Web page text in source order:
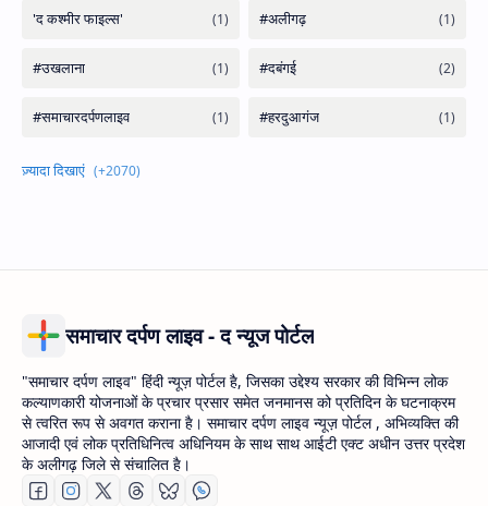
समाचार दर्पण लाइव - द न्यूज पोर्टल
"समाचार दर्पण लाइव" हिंदी न्यूज़ पोर्टल है, जिसका उद्देश्य सरकार की विभिन्न लोक
कल्याणकारी योजनाओं के प्रचार प्रसार समेत जनमानस को प्रतिदिन के घटनाक्रम
से त्वरित रूप से अवगत कराना है। समाचार दर्पण लाइव न्यूज़ पोर्टल , अभिव्यक्ति की
आजादी एवं लोक प्रतिधिनित्व अधिनियम के साथ साथ आईटी एक्ट अधीन उत्तर प्रदेश
के अलीगढ़ जिले से संचालित है।